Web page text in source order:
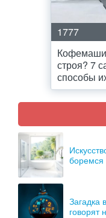
1777
строя? 7
способы
боремся
Загадка
говорят